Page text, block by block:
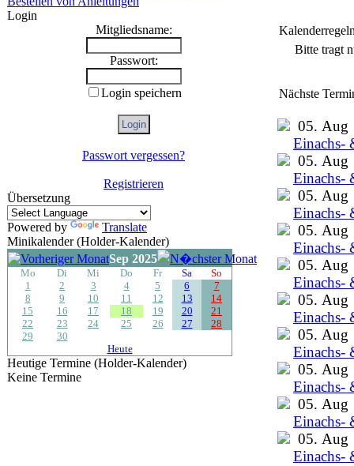
Login
Mitgliedsname:
Passwort:
Login speichern
Passwort vergessen?
Registrieren
Übersetzung
Powered by
Translate
Minikalender (Holder-Kalender)
Sep 2025
Mo Di Mi Do Fr Sa
So
1
2 3 4 5 6
7
8
9 10 11 12 13
14
15
16 17 18 19 20
21
22
23 24 25 26 27
28
29
30
Heute
Heutige Termine (Holder-Kalender)
Keine Termine
Bitte tragt
Nächste
05. Aug
Einachs-
05. Aug
Einachs-
05. Aug
Einachs-
05. Aug
Einachs-
05. Aug
Einachs-
05. Aug
Einachs-
05. Aug
Einachs-
05. Aug
Einachs-
05. Aug
Einachs-
05. Aug
Einachs-